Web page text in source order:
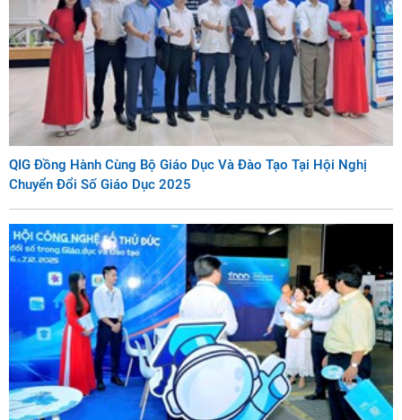
QIG Đồng Hành Cùng Bộ Giáo Dục Và Đào Tạo Tại Hội Nghị
Chuyển Đổi Số Giáo Dục 2025